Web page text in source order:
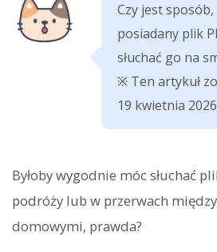
Czy jest
posiadany plik
słuchać go na
※ Ten artykuł
19 kwietnia
Byłoby wygodnie móc słuchać
podróży lub w przerwach
domowymi, prawda?